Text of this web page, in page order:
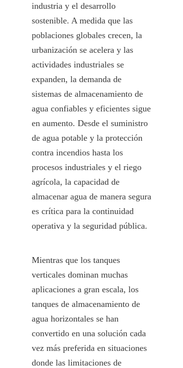
industria y el desarrollo
sostenible. A medida que las
poblaciones globales crecen, la
urbanización se acelera y las
actividades industriales se
expanden, la demanda de
sistemas de almacenamiento de
agua confiables y eficientes sigue
en aumento. Desde el suministro
de agua potable y la protección
contra incendios hasta los
procesos industriales y el riego
agrícola, la capacidad de
almacenar agua de manera segura
es crítica para la continuidad
operativa y la seguridad pública.
Mientras que los tanques
verticales dominan muchas
aplicaciones a gran escala, los
tanques de almacenamiento de
agua horizontales se han
convertido en una solución cada
vez más preferida en situaciones
donde las limitaciones de